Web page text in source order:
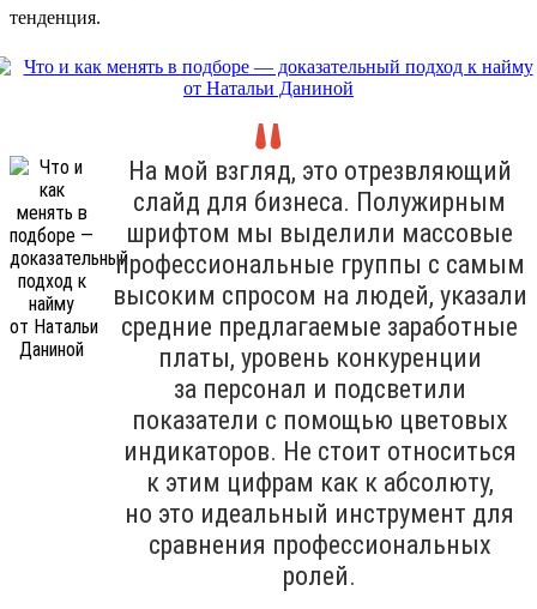
тенденция.
На мой взгляд, это отрезвляющий
слайд для бизнеса. Полужирным
шрифтом мы выделили массовые
профессиональные группы с самым
высоким спросом на людей, указали
средние предлагаемые заработные
платы, уровень конкуренции
за персонал и подсветили
показатели с помощью цветовых
индикаторов. Не стоит относиться
к этим цифрам как к абсолюту,
но это идеальный инструмент для
сравнения профессиональных
ролей.